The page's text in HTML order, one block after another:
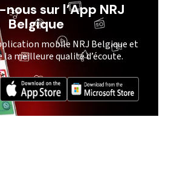
sur l’App NRJ
Belgique
mobile NRJ Belgique et
la meilleure qualité d’écoute.